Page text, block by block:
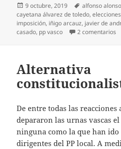
Publicado
el
9 octubre, 2019 Etiquetas
alfonso alonso
cayetana álvarez de toledo,
imposición, iñigo arcauz, javier de
casado, pp vasco 2 comentarios
Alternativa
De entre todas las
depararon las urnas vascas
ninguna como la que han
dirigentes del PP local. A